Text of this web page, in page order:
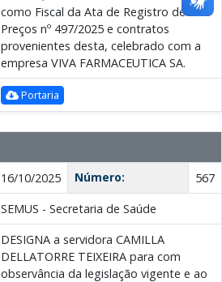
como Fiscal da Ata de Registro de
Preços nº 497/2025 e contratos
provenientes desta, celebrado com a
empresa VIVA FARMACEUTICA SA.
Portaria
16/10/2025 Número:
567
SEMUS - Secretaria de Saúde
DESIGNA a servidora CAMILLA
DELLATORRE TEIXEIRA para com
observância da legislação vigente e ao